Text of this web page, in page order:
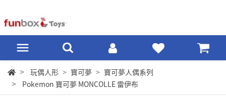
玩偶人形 寶可夢
寶可夢人偶系列
Pokemon 寶可夢 MONCOLLE 雷伊布